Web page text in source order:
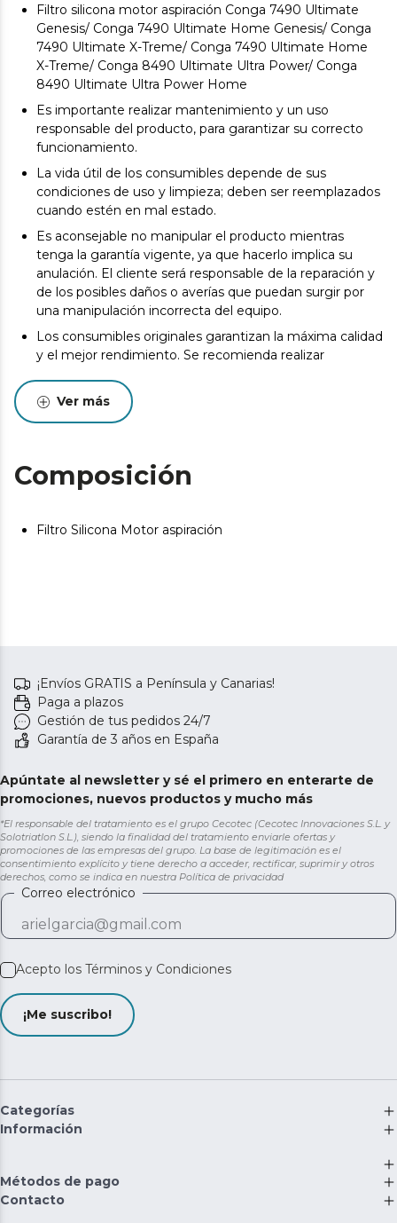
Filtro silicona motor aspiración Conga 7490 Ultimate
Genesis/ Conga 7490 Ultimate Home Genesis/ Conga
7490 Ultimate X-Treme/ Conga 7490 Ultimate Home
X-Treme/ Conga 8490 Ultimate Ultra Power/ Conga
8490 Ultimate Ultra Power Home
Es importante realizar mantenimiento y un uso
responsable del producto, para garantizar su correcto
funcionamiento.
La vida útil de los consumibles depende de sus
condiciones de uso y limpieza; deben ser reemplazados
cuando estén en mal estado.
Es aconsejable no manipular el producto mientras
tenga la garantía vigente, ya que hacerlo implica su
anulación. El cliente será responsable de la reparación y
de los posibles daños o averías que puedan surgir por
una manipulación incorrecta del equipo.
Los consumibles originales garantizan la máxima calidad
y el mejor rendimiento. Se recomienda realizar
Ver más
Composición
Filtro Silicona Motor aspiración
¡Envíos GRATIS a Península y Canarias!
Paga a plazos
Gestión de tus pedidos 24/7
Garantía de 3 años en España
Apúntate al newsletter y sé el primero en enterarte de
promociones, nuevos productos y mucho más
*El responsable del tratamiento es el grupo Cecotec (Cecotec Innovaciones S.L. y
Solotriatlon S.L.), siendo la finalidad del tratamiento enviarle ofertas y
promociones de las empresas del grupo. La base de legitimación es el
consentimiento explícito y tiene derecho a acceder, rectificar, suprimir y otros
derechos, como se indica en nuestra Política de privacidad
Correo electrónico
Acepto los Términos y Condiciones
¡Me suscribo!
Categorías
Información
Métodos de pago
Contacto